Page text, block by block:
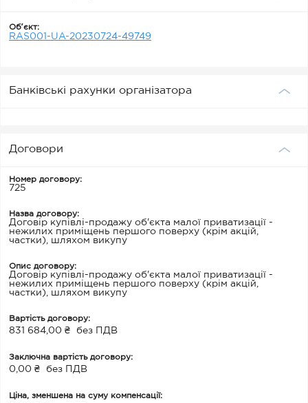
Обʼєкт:
RAS001-UA-20230724-49749
Банківські рахунки організатора
Договори
Номер договору:
725
Назва договору:
Договір купівлі-продажу об'єкта малої приватизації -
нежилих приміщень першого поверху (крім акцій,
частки), шляхом викупу
Опис договору:
Договір купівлі-продажу об'єкта малої приватизації -
нежилих приміщень першого поверху (крім акцій,
частки), шляхом викупу
Вартість договору:
831 684,00 ₴ без ПДВ
Заключна вартість договору:
0,00 ₴ без ПДВ
Ціна, зменшена на суму компенсації: